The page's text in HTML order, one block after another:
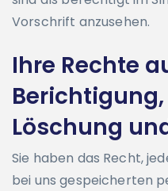
Vorschrift anzusehen.
Ihre Rechte
Berichtigung,
Löschung
Sie haben das Recht,
bei uns gespeicherten